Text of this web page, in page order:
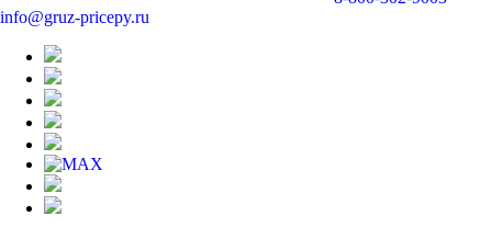
info@gruz-pricepy.ru